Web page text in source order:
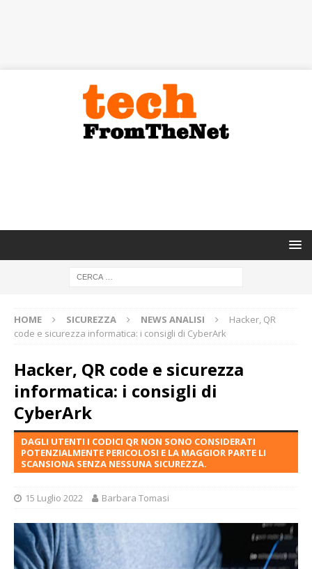
HOME SICUREZZA NEWS ANALISI
Hacker, QR
code e sicurezza informatica: i consigli di CyberArk
Hacker, QR code e sicurezza
informatica: i consigli di
CyberArk
DAGLI UTENTI I CODICI QR NON SONO CONSIDERATI
POTENZIALMENTE PERICOLOSI E LA MAGGIOR PARTE LI
SCANSIONA SENZA NESSUNA SICUREZZA.
15 Luglio 2022 Barbara Tomasi